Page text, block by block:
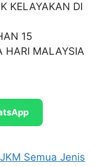
KELAYAKAN DI
15
HARI MALAYSIA
Semua Jenis